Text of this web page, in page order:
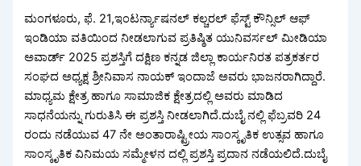
ಮಂಗಳೂರು, ಫೆ. 21,ಇಂಟರ್ನ್ಯಾಷನಲ್ ಕಲ್ಚರಲ್ ಫೆಸ್ಟ್ ಕೌನ್ಸಿಲ್ ಆಫ್
ಇಂಡಿಯಾ ವತಿಯಿಂದ ನೀಡಲಾಗುವ ಪ್ರತಿಷ್ಠಿತ ಯುನಿವರ್ಸಲ್ ಮೀಡಿಯಾ
ಅವಾರ್ಡ್ 2025 ಪ್ರಶಸ್ತಿಗೆ ದಕ್ಷಿಣ ಕನ್ನಡ ಜಿಲ್ಲಾ ಕಾರ್ಯನಿರತ ಪತ್ರಕರ್ತರ
ಸಂಘದ ಅಧ್ಯಕ್ಷ ಶ್ರೀನಿವಾಸ ನಾಯಕ್ ಇಂದಾಜೆ ಅವರು ಭಾಜನರಾಗಿದ್ದಾರೆ.
ಮಾಧ್ಯಮ ಕ್ಷೇತ್ರ ಹಾಗೂ ಸಾಮಾಜಿಕ ಕ್ಷೇತ್ರದಲ್ಲಿ ಅವರು ಮಾಡಿದ
ಸಾಧನೆಯನ್ನು ಗುರುತಿಸಿ ಈ ಪ್ರಶಸ್ತಿ ನೀಡಲಾಗಿದೆ.ದುಬೈ ನಲ್ಲಿ ಫೆಬ್ರವರಿ 24
ರಂದು ನಡೆಯುವ 47 ನೇ ಅಂತಾರಾಷ್ಟ್ರೀಯ ಸಾಂಸ್ಕೃತಿಕ ಉತ್ಸವ ಹಾಗೂ
ಸಾಂಸ್ಕೃತಿಕ ವಿನಿಮಯ ಸಮ್ಮೇಳನ ದಲ್ಲಿ ಪ್ರಶಸ್ತಿ ಪ್ರದಾನ ನಡೆಯಲಿದೆ.ದುಬೈ